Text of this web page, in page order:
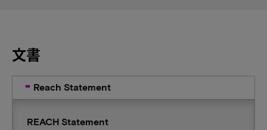
文書
Reach Statement
REACH Statement